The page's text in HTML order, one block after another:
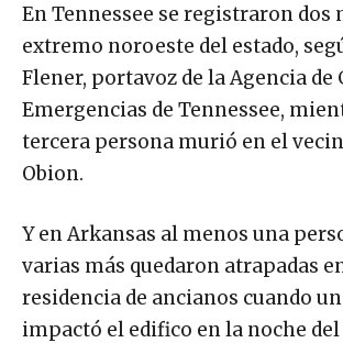
En Tennessee se registraron dos
extremo noroeste del estado,
Flener, portavoz de la Agencia de
Emergencias de Tennessee,
tercera persona murió en el
Obion.
Y en Arkansas al menos una
varias más quedaron atrapadas
residencia de ancianos cuando
impactó el edifico en la noche